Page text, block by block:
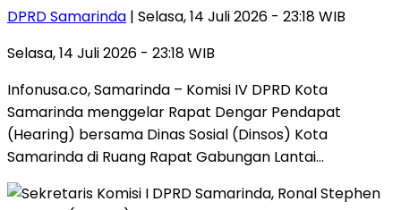
DPRD Samarinda | Selasa, 14 Juli 2026 - 23:18 WIB
Selasa, 14 Juli 2026 - 23:18 WIB
​Infonusa.co, Samarinda – Komisi IV DPRD Kota
Samarinda menggelar Rapat Dengar Pendapat
(Hearing) bersama Dinas Sosial (Dinsos) Kota
Samarinda di Ruang Rapat Gabungan Lantai…